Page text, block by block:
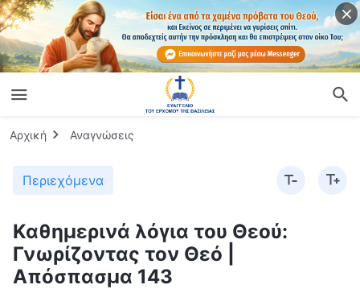
Αρχική Αναγνώσεις
Περιεχόμενα
Καθημερινά λόγια του Θεού:
Γνωρίζοντας τον Θεό |
Απόσπασμα 143